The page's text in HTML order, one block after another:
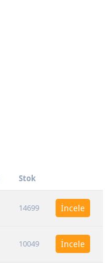
Stok
14699 İncele
10049 İncele